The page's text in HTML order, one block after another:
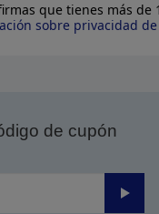
que tienes más de
sobre privacidad de
de cupón
Enviar